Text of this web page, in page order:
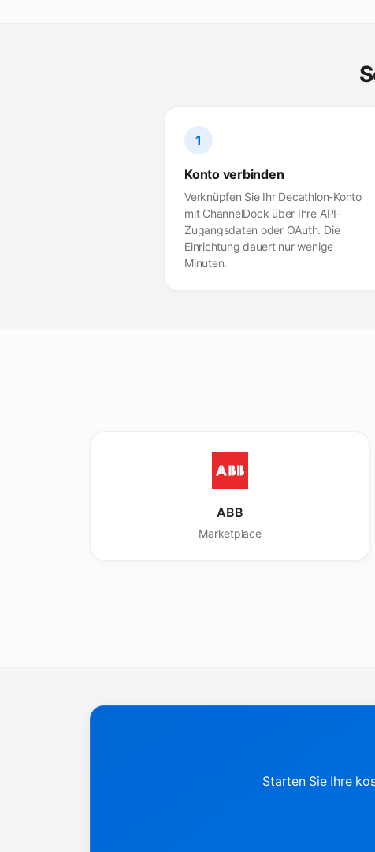
1
Konto verbinden
Verknüpfen Sie Ihr Decathlon-Konto
mit ChannelDock über Ihre API-
Zugangsdaten oder OAuth. Die
Einrichtung dauert nur wenige
Minuten.
ABB
Marketplace
Starten Sie Ihre